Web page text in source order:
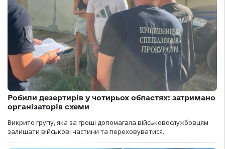
Робили дезертирів у чотирьох областях: затримано
організаторів схеми
Викрито групу, яка за гроші допомагала військовослужбовцям
залишати військові частини та переховуватися.